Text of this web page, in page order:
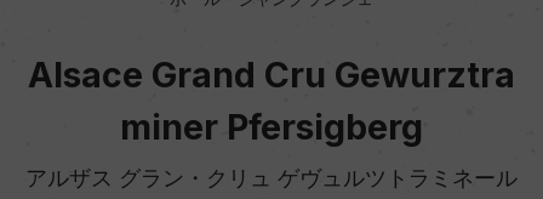
Alsace Grand Cru Gewurztra
miner Pfersigberg
アルザス グラン・クリュ ゲヴュルツトラミネール